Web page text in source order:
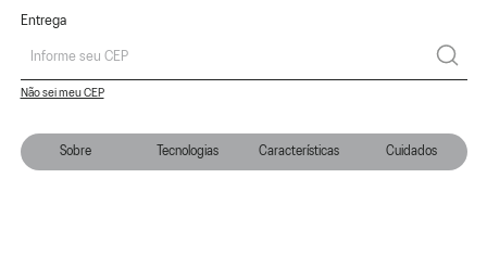
Sobre Tecnologias Características Cuidados
Entrega
Não sei meu CEP